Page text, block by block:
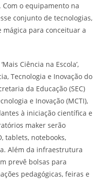
o equipamento na
conjunto de tecnologias,
mágica para conceituar a
Ciência na Escola’,
Tecnologia e Inovação do
da Educação (SEC)
e Inovação (MCTI),
à iniciação científica e
maker serão
tablets, notebooks,
Além da infraestrutura
prevê bolsas para
pedagógicas, feiras e